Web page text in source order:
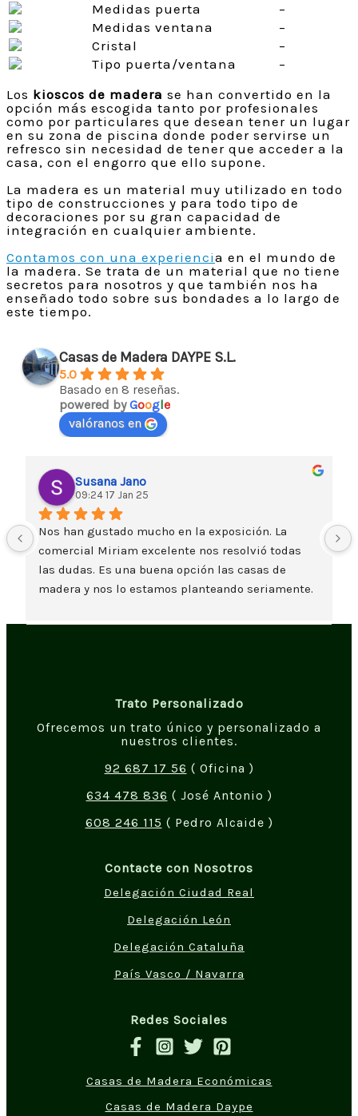
Medidas puerta
–
Medidas ventana
–
Cristal
–
Tipo puerta/ventana
–
Los kioscos de madera se han convertido en la
opción más escogida tanto por profesionales
como por particulares que desean tener un lugar
en su zona de piscina donde poder servirse un
refresco sin necesidad de tener que acceder a la
casa, con el engorro que ello supone.
La madera es un material muy utilizado en todo
tipo de construcciones y para todo tipo de
decoraciones por su gran capacidad de
integración en cualquier ambiente.
Contamos con una experiencia en el mundo de
la madera. Se trata de un material que no tiene
secretos para nosotros y que también nos ha
enseñado todo sobre sus bondades a lo largo de
este tiempo.
Casas de Madera DAYPE S.L.
5.0
Basado en 8 reseñas.
powered byGoogle
valóranos en
Susana Jano
09:24 17 Jan 25
Nos han gustado mucho en la exposición. La
comercial Miriam excelente nos resolvió todas
las dudas. Es una buena opción las casas de
madera y nos lo estamos planteando seriamente.
Trato Personalizado
Ofrecemos un trato único y personalizado a
nuestros clientes.
92 687 17 56 ( Oficina )
634 478 836 ( José Antonio )
608 246 115 ( Pedro Alcaide )
Contacte con Nosotros
Delegación Ciudad Real
Delegación León
Delegación Cataluña
País Vasco / Navarra
Redes Sociales
Casas de Madera Económicas
Casas de Madera Daype